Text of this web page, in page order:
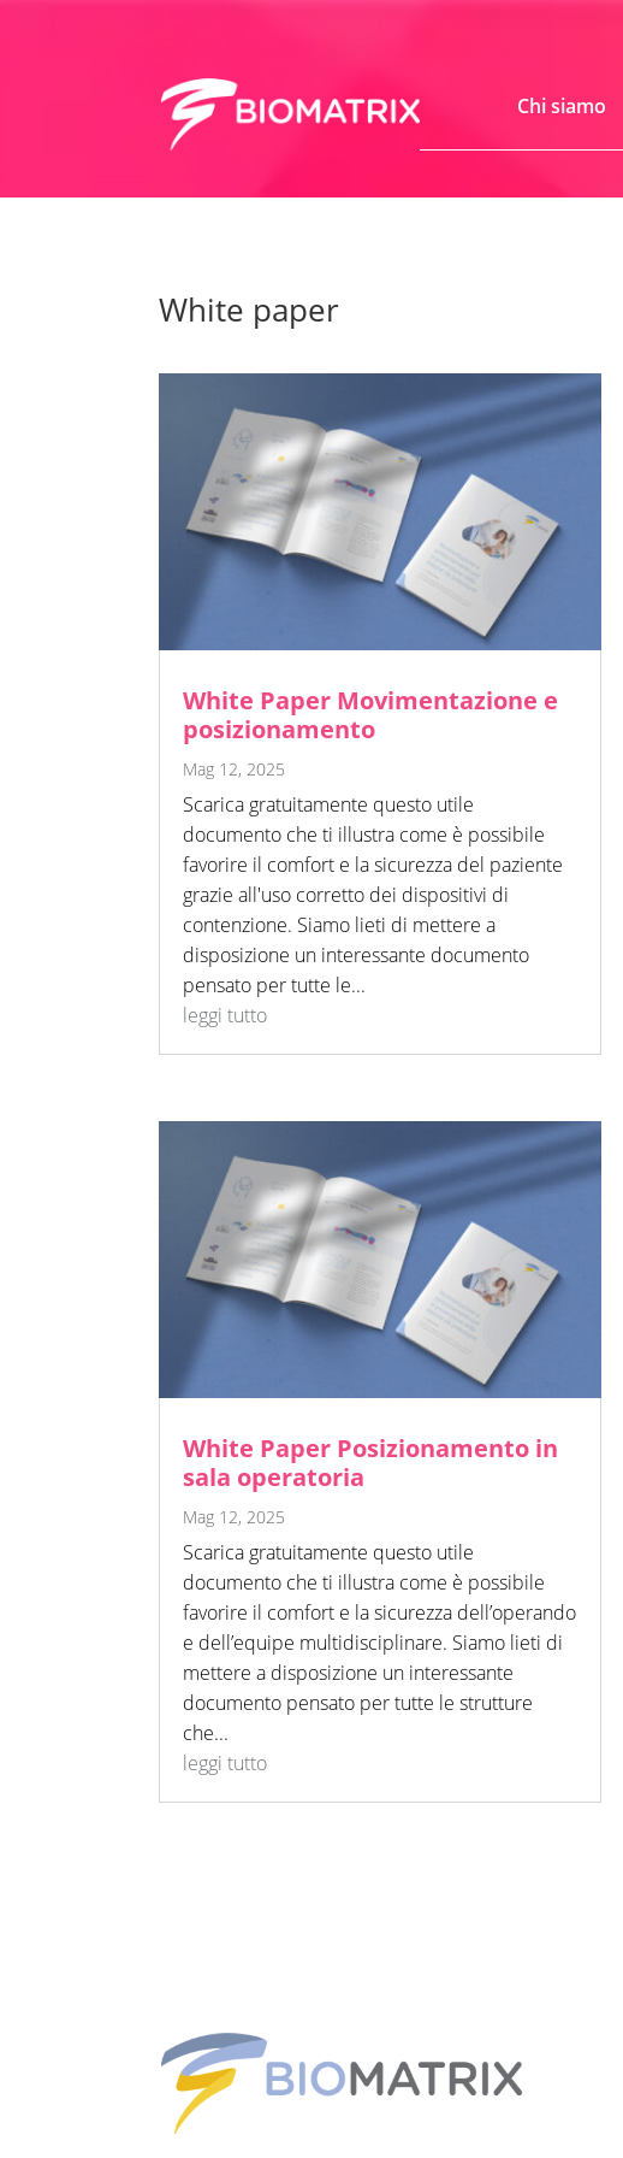
Chi siamo
White paper
White Paper Movimentazione e
posizionamento
Mag 12, 2025
Scarica gratuitamente questo utile
documento che ti illustra come è possibile
favorire il comfort e la sicurezza del paziente
grazie all'uso corretto dei dispositivi di
contenzione. Siamo lieti di mettere a
disposizione un interessante documento
pensato per tutte le...
leggi tutto
White Paper Posizionamento in
sala operatoria
Mag 12, 2025
Scarica gratuitamente questo utile
documento che ti illustra come è possibile
favorire il comfort e la sicurezza dell’operando
e dell’equipe multidisciplinare. Siamo lieti di
mettere a disposizione un interessante
documento pensato per tutte le strutture
che...
leggi tutto